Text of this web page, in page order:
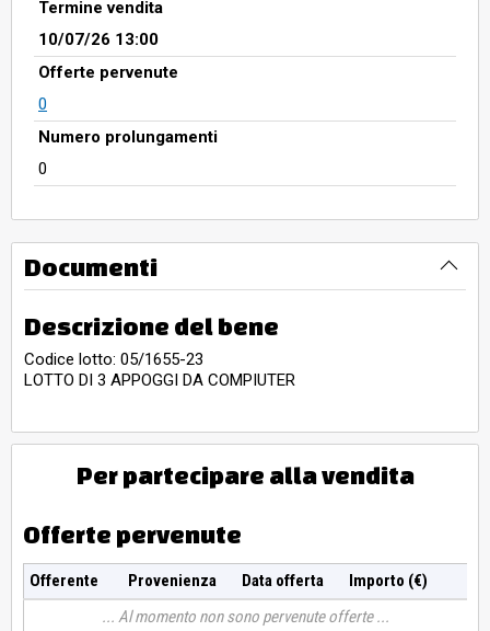
Termine vendita
10/07/26 13:00
Offerte pervenute
0
Numero prolungamenti
0
Documenti
Descrizione del bene
Codice lotto: 05/1655-23
LOTTO DI 3 APPOGGI DA COMPIUTER
Per partecipare alla vendita
Offerte pervenute
Offerente Provenienza Data offerta
Importo (€)
Al momento non sono pervenute offerte